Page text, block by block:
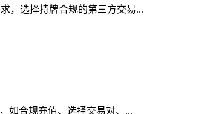
，选择持牌合规的第三方交易...
如合规充值、选择交易对、...